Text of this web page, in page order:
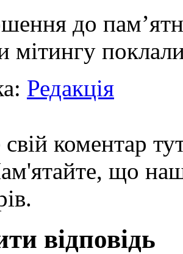
до
мітингу
Редакція
коментар
що
відповідь